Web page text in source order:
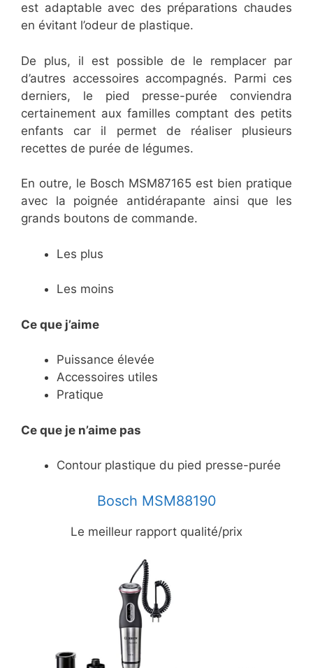
est adaptable avec des préparations chaudes
en évitant l’odeur de plastique.
De plus, il est possible de le remplacer par
d’autres accessoires accompagnés. Parmi ces
derniers, le pied presse-purée conviendra
certainement aux familles comptant des petits
enfants car il permet de réaliser plusieurs
recettes de purée de légumes.
En outre, le Bosch MSM87165 est bien pratique
avec la poignée antidérapante ainsi que les
grands boutons de commande.
Les plus
Les moins
Ce que j’aime
Puissance élevée
Accessoires utiles
Pratique
Ce que je n’aime pas
Contour plastique du pied presse-purée
Bosch MSM88190
Le meilleur rapport qualité/prix